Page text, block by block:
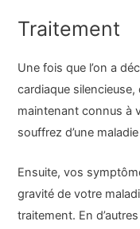
Traitement
Une fois que l’on a
cardiaque
maintenant connus à
souffrez d’une
Ensuite, vos
gravité de votre
traitement. En